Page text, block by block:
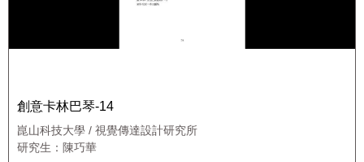
創意卡林巴琴-14
崑山科技大學 / 視覺傳達設計研究所
研究生：陳巧華